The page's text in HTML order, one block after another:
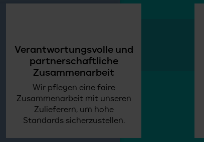
Verantwortungsvolle und
partnerschaftliche
Zusammenarbeit
Wir pflegen eine faire
Zusammenarbeit mit unseren
Zulieferern, um hohe
Standards sicherzustellen.